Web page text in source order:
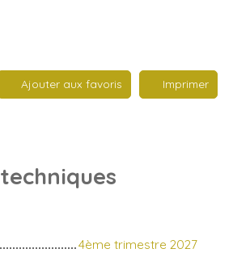
Ajouter aux favoris Imprimer
techniques
4ème trimestre 2027